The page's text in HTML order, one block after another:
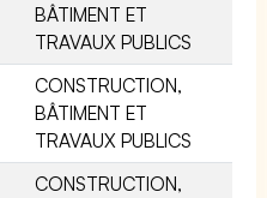
BÂTIMENT ET
TRAVAUX PUBLICS
CONSTRUCTION,
BÂTIMENT ET
TRAVAUX PUBLICS
CONSTRUCTION,